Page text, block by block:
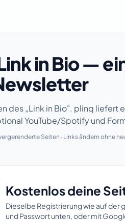
in Bio —
des „Link in Bio". plinq liefert
YouTube/Spotify und
Seiten · Links ändern ohne
Kostenlos deine
Dieselbe Registrierung wie auf der
und Passwort unten, oder mit